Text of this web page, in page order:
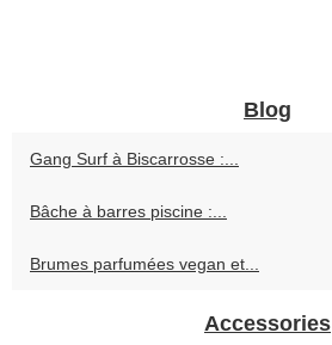
Blog
Gang Surf à Biscarrosse :...
Bâche à barres piscine :...
Brumes parfumées vegan et...
Accessories